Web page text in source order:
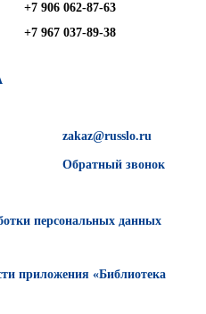
+7 906 062-87-63
+7 967 037-89-38
zakaz@russlo.ru
Обратный звонок
персональных данных
приложения «Библиотека